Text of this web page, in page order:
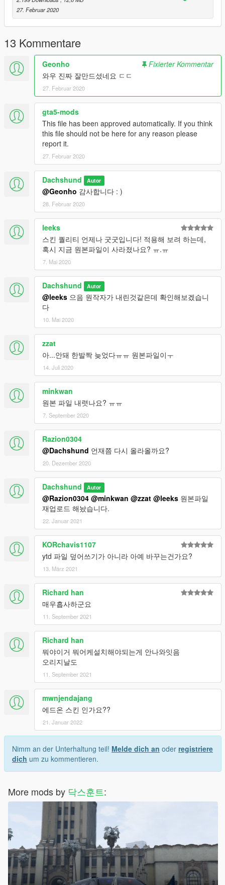
27. Februar 2020
13 Kommentare
Geonho
Fixierter Kommentar
와우 진짜 잘만드셨네요 ㄷㄷ
27. Februar 2020
gta5-mods
This file has been approved automatically. If you think
this file should not be here for any reason please
report it.
27. Februar 2020
Dachshund Autor
@Geonho 감사합니다 : )
28. Februar 2020
leeks
스킨 퀄리티 언제나 굿굿입니다! 적용해 보려 하는데,
혹시 지금 원본파일이 사라졌나요? ㅠ.ㅠ
7. Mai 2020
Dachshund Autor
@leeks 으음 원작자가 내린것같은데 확인해보겠습니
다
10. Mai 2020
zzat
아...안돼 한발짝 늦었다ㅠㅠ 원본파일이ㅜ
14. Juli 2020
minkwan
원본 파일 내렷나요? ㅠㅠ
7. September 2020
Razion0304
@Dachshund 언재쯤 다시 올라올까요?
20. Dezember 2020
Dachshund Autor
@Razion0304 @minkwan @zzat @leeks 원본파일
재업로드 해놨습니다.
22. Januar 2021
KORchavis1107
ytd 파일 덮어쓰기가 아니라 아예 바꾸는건가요?
13. März 2021
Richard han
매우흡사하군요
11. September 2021
Richard han
뭐야이거 뭐어케설치해야되는게 안나와잇음
오리지날도
11. September 2021
mwnjendajang
에드온 스킨 인가요??
21. Januar 2022
Nimm an der Unterhaltung teil! Melde dich an oder registriere
dich um zu kommentieren.
More mods by 닥스훈트: